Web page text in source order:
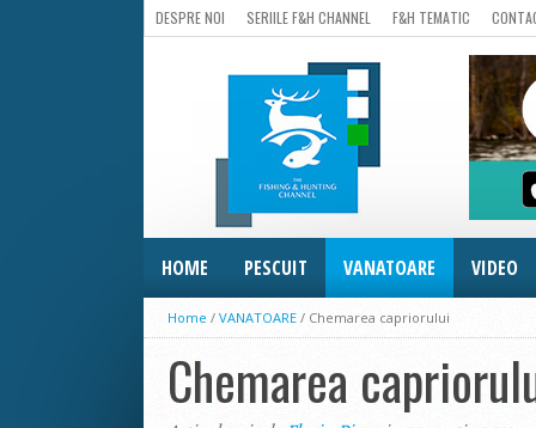
DESPRE NOI SERIILE F&H CHANNEL F&H TEMATIC
HOME PESCUIT VANATOARE VIDEO
Home / VANATOARE / Chemarea capriorului
Chemarea